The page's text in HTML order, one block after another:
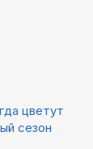
цветут
сезон